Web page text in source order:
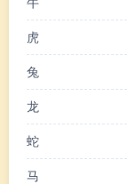
虎
兔
龙
蛇
马